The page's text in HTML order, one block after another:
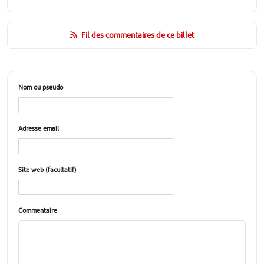
Fil des commentaires de ce billet
Nom ou pseudo
Adresse email
Site web (facultatif)
Commentaire